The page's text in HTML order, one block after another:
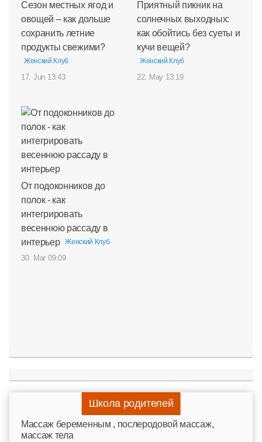
Сезон местных ягод и
овощей – как дольше
сохранить летние
продукты свежими?
Женский Клуб
17. Jun 13:43
Приятный пикник на
солнечных выходных:
как обойтись без суеты и
кучи вещей?
Женский Клуб
22. May 13:19
От подоконников до
полок - как
интегрировать
весеннюю рассаду в
интерьер
Женский Клуб
30. Mar 09:09
Школа родителей
Mассаж беременным , послеродовой массаж,
массаж тела